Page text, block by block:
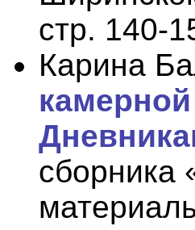
стр. 140-
Карина
сборника